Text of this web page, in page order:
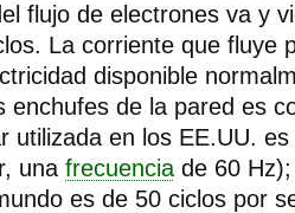
flujo de electrones va y
La corriente que fluye
disponible
enchufes de la pared es
utilizada en los EE.UU.
una frecuencia de 60
es de 50 ciclos por